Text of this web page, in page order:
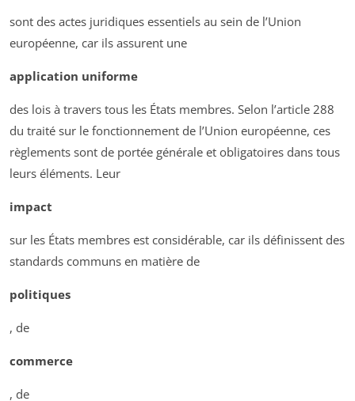
sont des actes juridiques essentiels au sein de l’Union
européenne, car ils assurent une
application uniforme
des lois à travers tous les États membres. Selon l’article 288
du traité sur le fonctionnement de l’Union européenne, ces
règlements sont de portée générale et obligatoires dans tous
leurs éléments. Leur
impact
sur les États membres est considérable, car ils définissent des
standards communs en matière de
politiques
, de
commerce
, de